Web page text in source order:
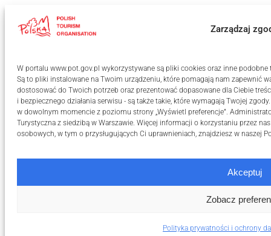
Zarządzaj
W portalu www.pot.gov.pl wykorzystywane są pliki cookies oraz inne
Są to pliki instalowane na Twoim urządzeniu, które pomagają nam zapewnić
dostosować do Twoich potrzeb oraz prezentować dopasowane dla Ciebie
i bezpiecznego działania serwisu - są także takie, które wymagają Twojej
w dowolnym momencie z poziomu strony „Wyświetl preferencje”.
Turystyczna z siedzibą w Warszawie. Więcej informacji o korzystaniu przez
osobowych, w tym o przysługujących Ci uprawnieniach, znajdziesz w naszej
Akceptuj
Zobacz
Polityka prywatności i ochrony